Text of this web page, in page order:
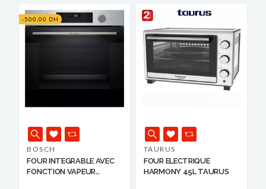
-500,00 DH
BOSCH
FOUR INTEGRABLE AVEC
FONCTION VAPEUR
TAURUS
FOUR ELECTRIQUE
HARMONY 45L TAURUS